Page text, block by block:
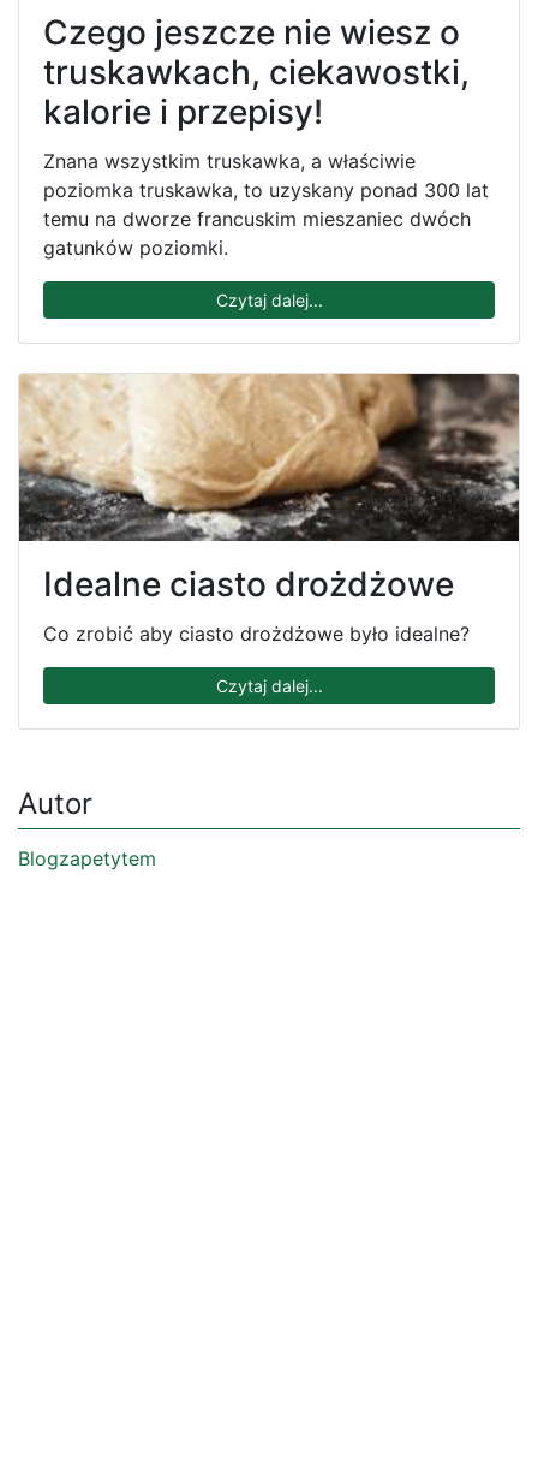
Czego jeszcze nie wiesz o
truskawkach, ciekawostki,
kalorie i przepisy!
Znana wszystkim truskawka, a właściwie
poziomka truskawka, to uzyskany ponad 300 lat
temu na dworze francuskim mieszaniec dwóch
gatunków poziomki.
Czytaj dalej...
Idealne ciasto drożdżowe
Co zrobić aby ciasto drożdżowe było idealne?
Czytaj dalej...
Autor
Blogzapetytem